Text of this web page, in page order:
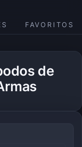
FAVORITOS
de